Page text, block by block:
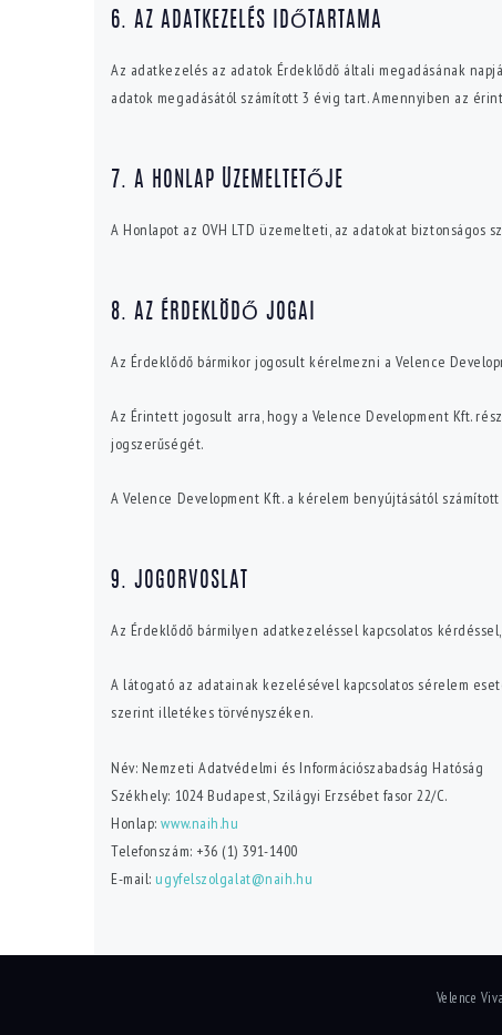
6. AZ ADATKEZELÉS IDŐTARTAMA
Az adatkezelés az adatok Érdeklődő általi megadásának
adatok megadásától számított 3 évig tart. Amennyiben az
7. A HONLAP ÜZEMELTETŐJE
A Honlapot az OVH LTD üzemelteti, az adatokat biztonságos
8. AZ ÉRDEKLÖDŐ JOGAI
Az Érdeklődő bármikor jogosult kérelmezni a Velence
Az Érintett jogosult arra, hogy a Velence Development Kft.
jogszerűségét.
A Velence Development Kft. a kérelem benyújtásától
9. JOGORVOSLAT
Az Érdeklődő bármilyen adatkezeléssel kapcsolatos
A látogató az adatainak kezelésével kapcsolatos sérelem
szerint illetékes törvényszéken.
Név: Nemzeti Adatvédelmi és Információszabadság Hatóság
Székhely: 1024 Budapest, Szilágyi Erzsébet fasor 22/C.
Honlap:www.naih.hu
Telefonszám: +36 (1) 391-1400
E-mail: ugyfelszolgalat@naih.hu
Velence